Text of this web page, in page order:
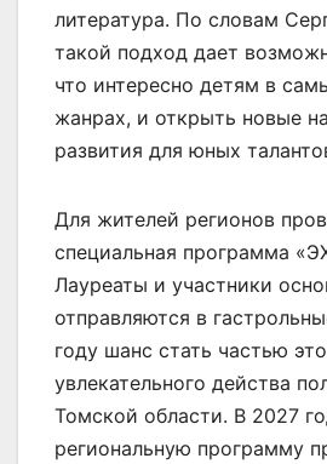
литература. По словам
такой подход дает
что интересно детям в
жанрах, и открыть новые
развития для юных
Для жителей регионов
специальная программа
Лауреаты и участники
отправляются в
году шанс стать частью
увлекательного действа
Томской области. В 2027
региональную программу